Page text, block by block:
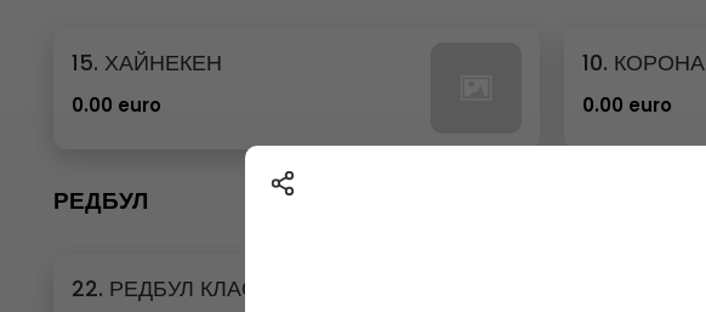
15. ХАЙНЕКЕН
0.00 euro
10. КОРОНА
0.00 euro
РЕДБУЛ
22. РЕДБУЛ КЛАСИК